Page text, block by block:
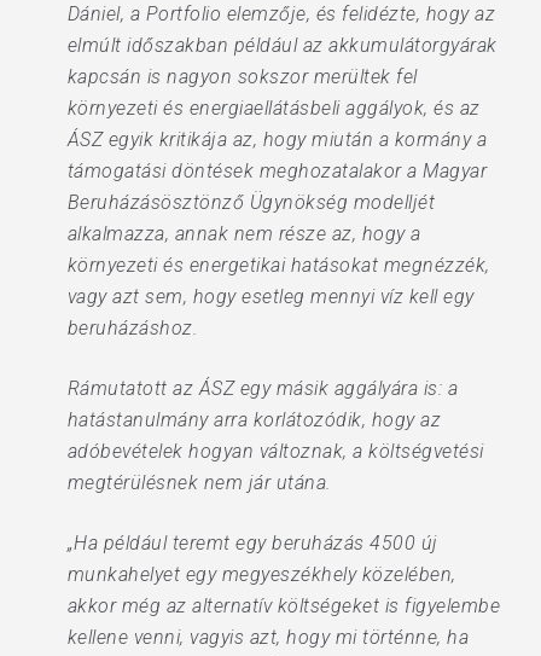
Dániel, a Portfolio elemzője, és felidézte, hogy az
elmúlt időszakban például az akkumulátorgyárak
kapcsán is nagyon sokszor merültek fel
környezeti és energiaellátásbeli aggályok, és az
ÁSZ egyik kritikája az, hogy miután a kormány a
támogatási döntések meghozatalakor a Magyar
Beruházásösztönző Ügynökség modelljét
alkalmazza, annak nem része az, hogy a
környezeti és energetikai hatásokat megnézzék,
vagy azt sem, hogy esetleg mennyi víz kell egy
beruházáshoz.
Rámutatott az ÁSZ egy másik aggályára is: a
hatástanulmány arra korlátozódik, hogy az
adóbevételek hogyan változnak, a költségvetési
megtérülésnek nem jár utána.
„Ha például teremt egy beruházás 4500 új
munkahelyet egy megyeszékhely közelében,
akkor még az alternatív költségeket is figyelembe
kellene venni, vagyis azt, hogy mi történne, ha